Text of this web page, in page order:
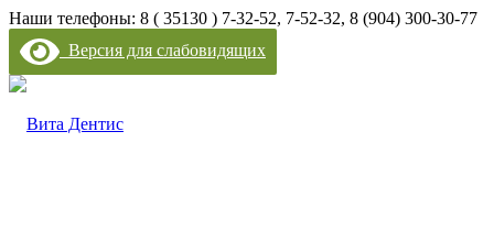
Наши телефоны: 8 ( 35130 ) 7-32-52, 7-52-32, 8 (904) 300-30-77
Версия для слабовидящих